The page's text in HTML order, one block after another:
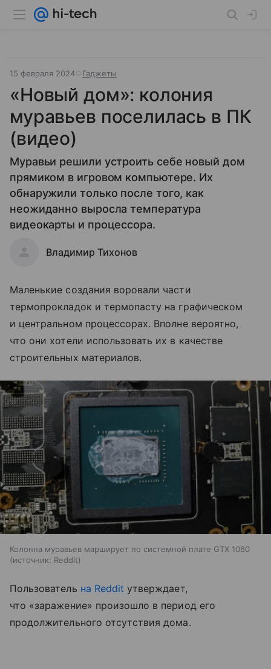
15 февраля 2024 Гаджеты
«Новый дом»: колония
муравьев поселилась в ПК
(видео)
Муравьи решили устроить себе новый дом
прямиком в игровом компьютере. Их
обнаружили только после того, как
неожиданно выросла температура
видеокарты и процессора.
Владимир Тихонов
Маленькие создания воровали части
термопрокладок и термопасту на графическом
и центральном процессорах. Вполне вероятно,
что они хотели использовать их в качестве
строительных материалов.
Колонна муравьев марширует по системной плате GTX 1060
источник: Reddit
Пользователь на Reddit утверждает,
что «заражение» произошло в период его
продолжительного отсутствия дома.